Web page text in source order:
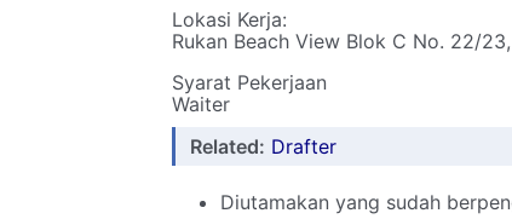
Lokasi Kerja:
Rukan Beach View Blok C No. 22/
Syarat Pekerjaan
Waiter
Related: Drafter
Diutamakan yang sudah